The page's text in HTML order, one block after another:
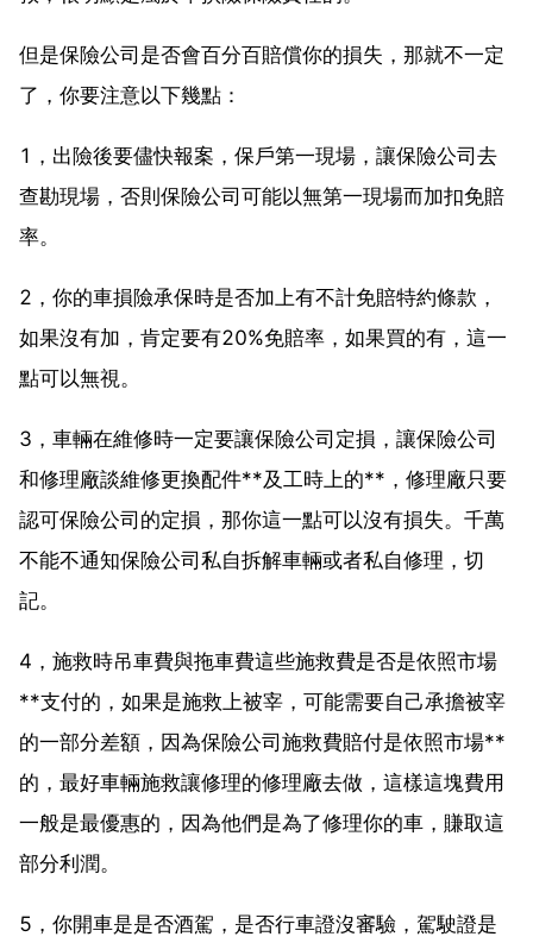
但是保險公司是否會百分百賠償你的損失，那就不一定
了，你要注意以下幾點：
1，出險後要儘快報案，保戶第一現場，讓保險公司去
查勘現場，否則保險公司可能以無第一現場而加扣免賠
率。
2，你的車損險承保時是否加上有不計免賠特約條款，
如果沒有加，肯定要有20%免賠率，如果買的有，這一
點可以無視。
3，車輛在維修時一定要讓保險公司定損，讓保險公司
和修理廠談維修更換配件**及工時上的**，修理廠只要
認可保險公司的定損，那你這一點可以沒有損失。千萬
不能不通知保險公司私自拆解車輛或者私自修理，切
記。
4，施救時吊車費與拖車費這些施救費是否是依照市場
**支付的，如果是施救上被宰，可能需要自己承擔被宰
的一部分差額，因為保險公司施救費賠付是依照市場**
的，最好車輛施救讓修理的修理廠去做，這樣這塊費用
一般是最優惠的，因為他們是為了修理你的車，賺取這
部分利潤。
5，你開車是是否酒駕，是否行車證沒審驗，駕駛證是